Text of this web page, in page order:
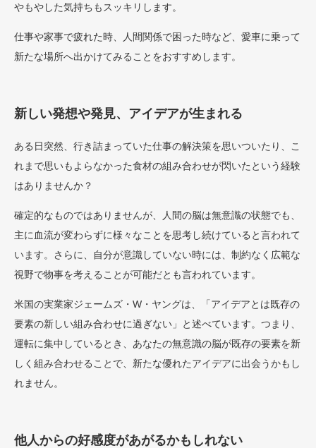
やもやした気持ちもスッキリします。
仕事や家事で疲れた時、人間関係で困った時など、愛車に乗って
新たな場所へ出かけてみることをおすすめします。
新しい発想や発見、アイデアが生まれる
ある日突然、行き詰まっていた仕事の解決策を思いついたり、こ
れまで思いもよらなかった食材の組み合わせが閃いたという経験
はありませんか？
確定的なものではありませんが、人間の脳は無意識の状態でも、
主に血流が変わらずに様々なことを思考し続けていると言われて
います。さらに、自分が意識していない時には、制約なく広範な
視野で物事を考えることが可能だとも言われています。
米国の実業家ジェームズ・W・ヤングは、「アイデアとは既存の
要素の新しい組み合わせに過ぎない」と述べています。つまり、
運転に集中しているとき、あなたの無意識の脳が既存の要素を新
しく組み合わせることで、新たな優れたアイデアに出会うかもし
れません。
他人からの好感度があがるかもしれない